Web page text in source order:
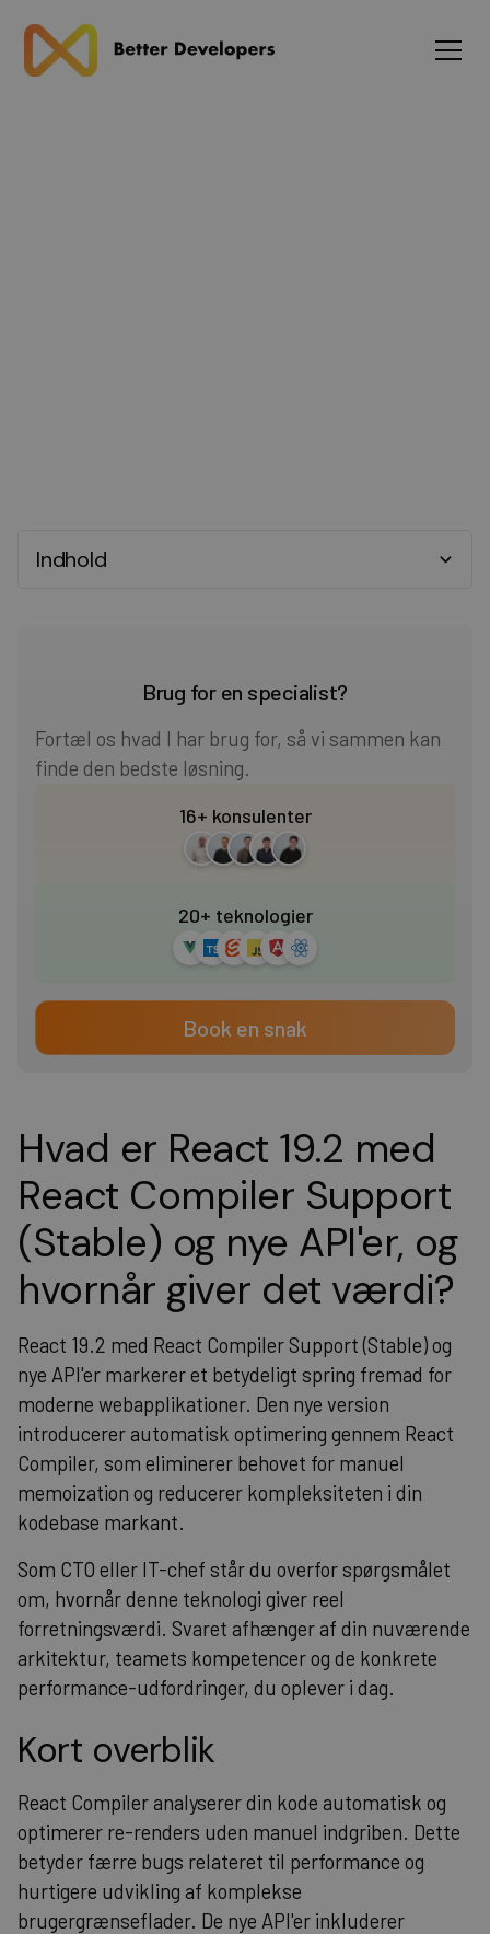
Hvad er React 19.2 med
React Compiler Support
(Stable) og nye API'er, og
hvornår giver det værdi?
React 19.2 med React Compiler Support (Stable) og
nye API'er markerer et betydeligt spring fremad for
moderne webapplikationer. Den nye version
introducerer automatisk optimering gennem React
Compiler, som eliminerer behovet for manuel
memoization og reducerer kompleksiteten i din
kodebase markant.
Som CTO eller IT-chef står du overfor spørgsmålet
om, hvornår denne teknologi giver reel
forretningsværdi. Svaret afhænger af din nuværende
arkitektur, teamets kompetencer og de konkrete
performance-udfordringer, du oplever i dag.
Kort overblik
React Compiler analyserer din kode automatisk og
optimerer re-renders uden manuel indgriben. Dette
betyder færre bugs relateret til performance og
hurtigere udvikling af komplekse
brugergrænseflader. De nye API'er inkluderer
Indhold
Heading 4
Heading 5
Brug for en specialist?
Fortæl os hvad I har brug for, så vi sammen kan
finde den bedste løsning.
16+ konsulenter
20+ teknologier
Book en snak